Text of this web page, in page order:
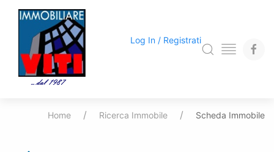
Log In / Registrati
Home Ricerca Immobile Scheda Immobile